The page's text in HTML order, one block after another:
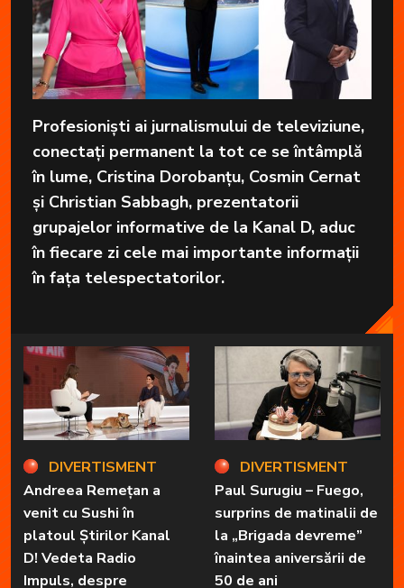
Profesioniști ai jurnalismului de televiziune,
conectați permanent la tot ce se întâmplă
în lume, Cristina Dorobanțu, Cosmin Cernat
și Christian Sabbagh, prezentatorii
grupajelor informative de la Kanal D, aduc
în fiecare zi cele mai importante informații
în fața telespectatorilor.
DIVERTISMENT
Andreea Remețan a
venit cu Sushi în
platoul Știrilor Kanal
D! Vedeta Radio
Impuls, despre
DIVERTISMENT
Paul Surugiu – Fuego,
surprins de matinalii de
la „Brigada devreme”
înaintea aniversării de
50 de ani